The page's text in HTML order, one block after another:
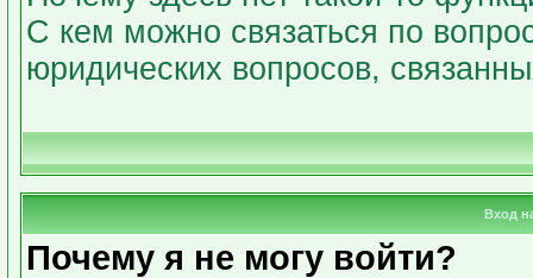
С кем можно связаться по
юридических вопросов,
Вход
Почему я не могу войти?